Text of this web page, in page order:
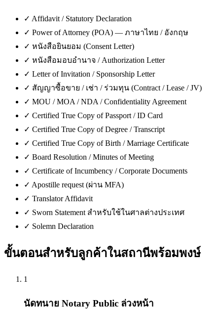
✓ Affidavit / Statutory Declaration
✓ Power of Attorney (POA) — ภาษาไทย / อังกฤษ
✓ หนังสือยินยอม (Consent Letter)
✓ หนังสือมอบอำนาจ / Authorization Letter
✓ Letter of Invitation / Sponsorship Letter
✓ สัญญาซื้อขาย / เช่า / ร่วมทุน (Contract / Lease / JV)
✓ MOU / MOA / NDA / Confidentiality Agreement
✓ Certified True Copy of Passport / ID Card
✓ Certified True Copy of Degree / Transcript
✓ Certified True Copy of Birth / Marriage Certificate
✓ Board Resolution / Minutes of Meeting
✓ Certificate of Incumbency / Corporate Documents
✓ Apostille request (ผ่าน MFA)
✓ Translator Affidavit
✓ Sworn Statement สำหรับใช้ในศาลต่างประเทศ
✓ Solemn Declaration
ขั้นตอนสำหรับลูกค้าในสถานีพร้อมพงษ์
1
นัดทนาย Notary Public ล่วงหน้า